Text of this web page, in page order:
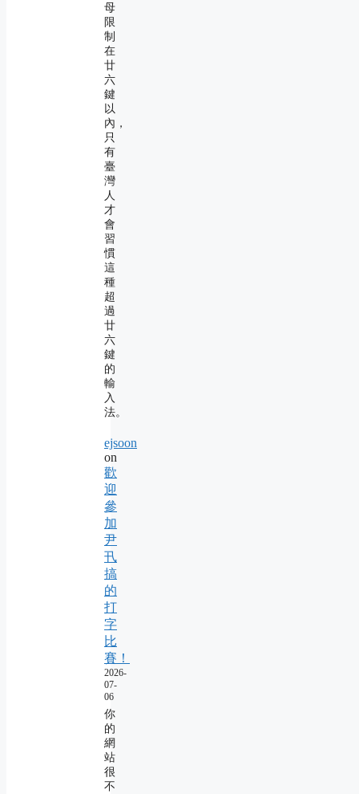
母
限
制
在
廿
六
鍵
以
內，
只
有
臺
灣
人
才
會
習
慣
這
種
超
過
廿
六
鍵
的
輸
入
法。
ejsoon
on
歡
迎
參
加
尹
卂
搞
的
打
字
比
賽！
2026-
07-
06
你
的
網
站
很
不